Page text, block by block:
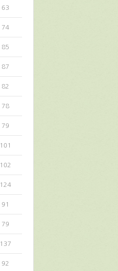
63
74
85
87
82
78
79
101
102
124
91
79
137
92